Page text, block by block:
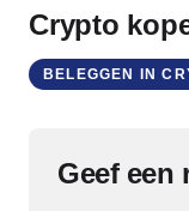
Crypto
BELEGGEN IN
Geef een